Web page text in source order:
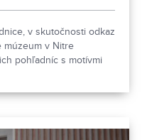
v skutočnosti odkaz
múzeum v Nitre
pohľadníc s motívmi